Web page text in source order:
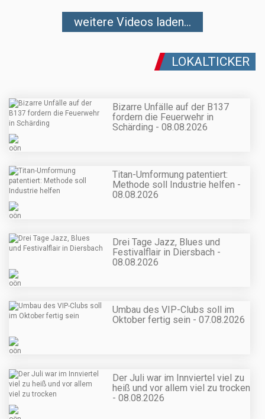
weitere Videos laden...
LOKALTICKER
Bizarre Unfälle auf der B137
fordern die Feuerwehr in
Schärding - 08.08.2026
Titan-Umformung patentiert:
Methode soll Industrie helfen -
08.08.2026
Drei Tage Jazz, Blues und
Festivalflair in Diersbach -
08.08.2026
Umbau des VIP-Clubs soll im
Oktober fertig sein - 07.08.2026
Der Juli war im Innviertel viel zu
heiß und vor allem viel zu trocken
- 08.08.2026